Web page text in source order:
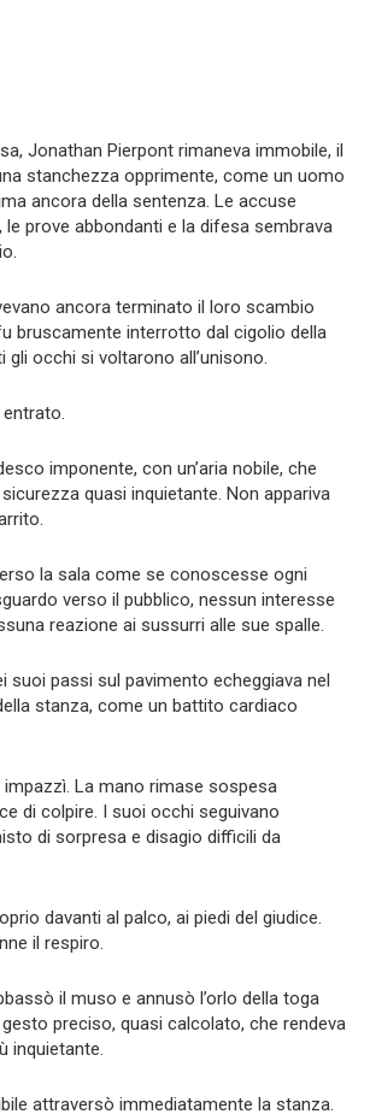
Jonathan Pierpont rimaneva immobile, il
stanchezza opprimente, come un uomo
ancora della sentenza. Le accuse
prove abbondanti e la difesa sembrava
ancora terminato il loro scambio
bruscamente interrotto dal cigolio della
gli occhi si voltarono all’unisono.
entrato.
imponente, con un’aria nobile, che
quasi inquietante. Non appariva
la sala come se conoscesse ogni
verso il pubblico, nessun interesse
reazione ai sussurri alle sue spalle.
suoi passi sul pavimento echeggiava nel
stanza, come un battito cardiaco
La mano rimase sospesa
di colpire. I suoi occhi seguivano
di sorpresa e disagio difficili da
davanti al palco, ai piedi del giudice.
il respiro.
il muso e annusò l’orlo della toga
preciso, quasi calcolato, che rendeva
inquietante.
attraversò immediatamente la stanza.